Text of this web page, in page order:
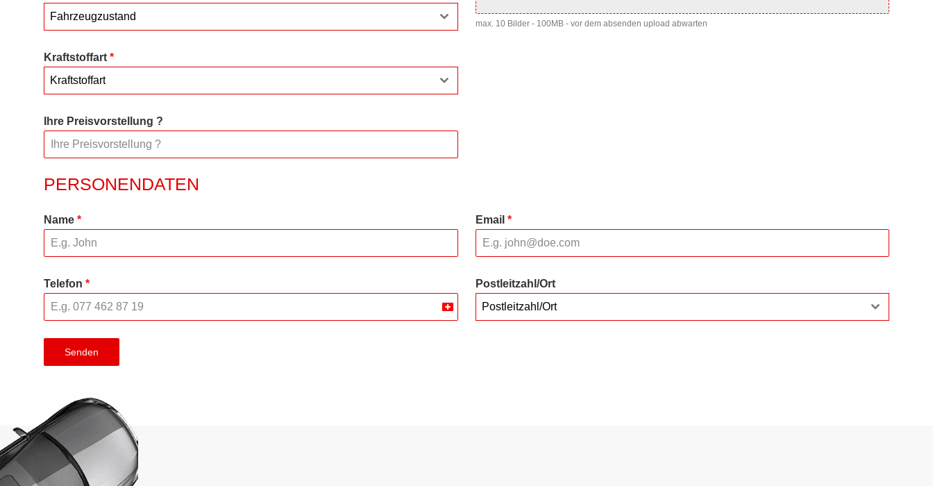
Fahrzeugzustand
Kraftstoffart *
Kraftstoffart
Ihre Preisvorstellung ?
max. 10 Bilder - 100MB - vor dem absenden upload abwarten
PERSONENDATEN
Name * Email *
Telefon *
Switzerland
Postleitzahl/Ort
Postleitzahl/Ort
Senden